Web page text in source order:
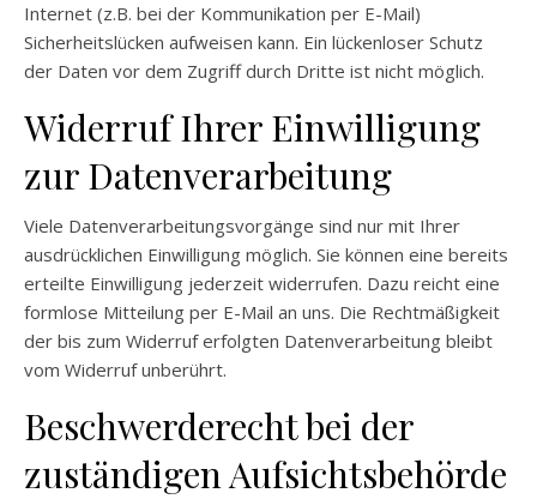
Internet (z.B. bei der Kommunikation per E-Mail)
Sicherheitslücken aufweisen kann. Ein lückenloser Schutz
der Daten vor dem Zugriff durch Dritte ist nicht möglich.
Widerruf Ihrer Einwilligung
zur Datenverarbeitung
Viele Datenverarbeitungsvorgänge sind nur mit Ihrer
ausdrücklichen Einwilligung möglich. Sie können eine bereits
erteilte Einwilligung jederzeit widerrufen. Dazu reicht eine
formlose Mitteilung per E-Mail an uns. Die Rechtmäßigkeit
der bis zum Widerruf erfolgten Datenverarbeitung bleibt
vom Widerruf unberührt.
Beschwerderecht bei der
zuständigen Aufsichtsbehörde